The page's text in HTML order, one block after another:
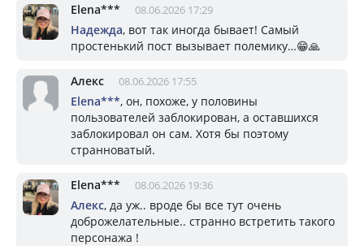
Elena*** 08.06.2026 17:29
Надежда, вот так иногда бывает! Самый
простенький пост вызывает полемику…😁🙏
Алекс 08.06.2026 17:55
Elena***, он, похоже, у половины
пользователей заблокирован, а оставшихся
заблокировал он сам. Хотя бы поэтому
странноватый.
Elena*** 08.06.2026 19:36
Алекс, да уж.. вроде бы все тут очень
доброжелательные.. странно встретить такого
персонажа !